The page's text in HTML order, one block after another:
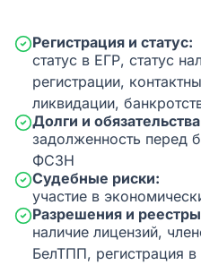
Регистрация и статус:
статус в ЕГР, статус
регистрации,
ликвидации,
Долги и
задолженность перед
ФСЗН
Судебные риски:
участие в
Разрешения и
наличие лицензий,
БелТПП, регистрация